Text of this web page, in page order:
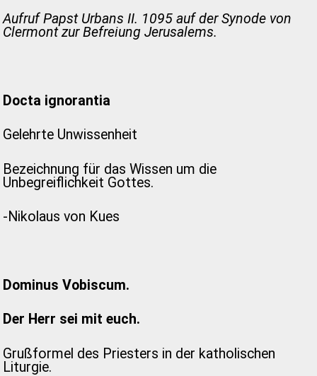
Aufruf Papst Urbans II. 1095 auf der Synode von
Clermont zur Befreiung Jerusalems.
Docta ignorantia
Gelehrte Unwissenheit
Bezeichnung für das Wissen um die
Unbegreiflichkeit Gottes.
-Nikolaus von Kues
Dominus Vobiscum.
Der Herr sei mit euch.
Grußformel des Priesters in der katholischen
Liturgie.